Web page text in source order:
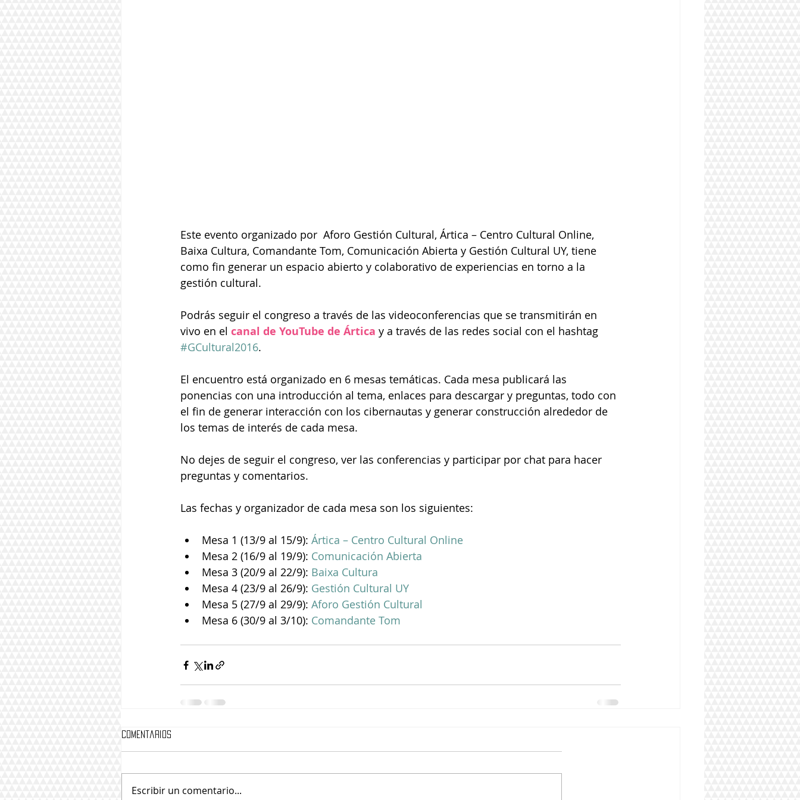
Este evento organizado por  Aforo Gestión Cultural, Ártica – Centro Cultural Online,
Baixa Cultura, Comandante Tom, Comunicación Abierta y Gestión Cultural UY, tiene
como fin generar un espacio abierto y colaborativo de experiencias en torno a la
gestión cultural.
Podrás seguir el congreso a través de las videoconferencias que se transmitirán en
vivo en el canal de YouTube de Ártica y a través de las redes social con el hashtag
#GCultural2016.
El encuentro está organizado en 6 mesas temáticas. Cada mesa publicará las
ponencias con una introducción al tema, enlaces para descargar y preguntas, todo con
el fin de generar interacción con los cibernautas y generar construcción alrededor de
los temas de interés de cada mesa.
No dejes de seguir el congreso, ver las conferencias y participar por chat para hacer
preguntas y comentarios.
Las fechas y organizador de cada mesa son los siguientes:
Mesa 1 (13/9 al 15/9): Ártica – Centro Cultural Online
Mesa 2 (16/9 al 19/9): Comunicación Abierta
Mesa 3 (20/9 al 22/9): Baixa Cultura
Mesa 4 (23/9 al 26/9): Gestión Cultural UY
Mesa 5 (27/9 al 29/9): Aforo Gestión Cultural
Mesa 6 (30/9 al 3/10): Comandante Tom
Comentarios
Escribir un comentario...